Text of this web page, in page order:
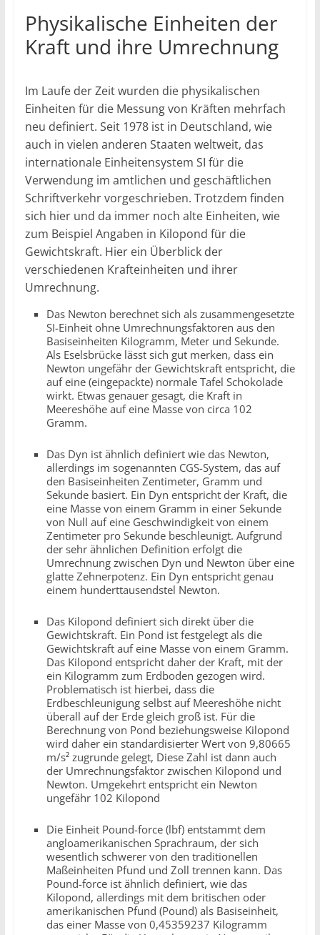
Physikalische Einheiten der
Kraft und ihre Umrechnung
Im Laufe der Zeit wurden die physikalischen
Einheiten für die Messung von Kräften mehrfach
neu definiert. Seit 1978 ist in Deutschland, wie
auch in vielen anderen Staaten weltweit, das
internationale Einheitensystem SI für die
Verwendung im amtlichen und geschäftlichen
Schriftverkehr vorgeschrieben. Trotzdem finden
sich hier und da immer noch alte Einheiten, wie
zum Beispiel Angaben in Kilopond für die
Gewichtskraft. Hier ein Überblick der
verschiedenen Krafteinheiten und ihrer
Umrechnung.
Das Newton berechnet sich als zusammengesetzte
SI-Einheit ohne Umrechnungsfaktoren aus den
Basiseinheiten Kilogramm, Meter und Sekunde.
Als Eselsbrücke lässt sich gut merken, dass ein
Newton ungefähr der Gewichtskraft entspricht, die
auf eine (eingepackte) normale Tafel Schokolade
wirkt. Etwas genauer gesagt, die Kraft in
Meereshöhe auf eine Masse von circa 102
Gramm.
Das Dyn ist ähnlich definiert wie das Newton,
allerdings im sogenannten CGS-System, das auf
den Basiseinheiten Zentimeter, Gramm und
Sekunde basiert. Ein Dyn entspricht der Kraft, die
eine Masse von einem Gramm in einer Sekunde
von Null auf eine Geschwindigkeit von einem
Zentimeter pro Sekunde beschleunigt. Aufgrund
der sehr ähnlichen Definition erfolgt die
Umrechnung zwischen Dyn und Newton über eine
glatte Zehnerpotenz. Ein Dyn entspricht genau
einem hunderttausendstel Newton.
Das Kilopond definiert sich direkt über die
Gewichtskraft. Ein Pond ist festgelegt als die
Gewichtskraft auf eine Masse von einem Gramm.
Das Kilopond entspricht daher der Kraft, mit der
ein Kilogramm zum Erdboden gezogen wird.
Problematisch ist hierbei, dass die
Erdbeschleunigung selbst auf Meereshöhe nicht
überall auf der Erde gleich groß ist. Für die
Berechnung von Pond beziehungsweise Kilopond
wird daher ein standardisierter Wert von 9,80665
m/s² zugrunde gelegt, Diese Zahl ist dann auch
der Umrechnungsfaktor zwischen Kilopond und
Newton. Umgekehrt entspricht ein Newton
ungefähr 102 Kilopond
Die Einheit Pound-force (lbf) entstammt dem
angloamerikanischen Sprachraum, der sich
wesentlich schwerer von den traditionellen
Maßeinheiten Pfund und Zoll trennen kann. Das
Pound-force ist ähnlich definiert, wie das
Kilopond, allerdings mit dem britischen oder
amerikanischen Pfund (Pound) als Basiseinheit,
das einer Masse von 0,45359237 Kilogramm